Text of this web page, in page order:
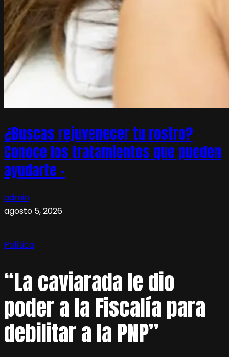
¿Buscas rejuvenecer tu rostro?
Conoce los tratamientos que pueden
ayudarte –
admin
agosto 5, 2026
Política
“La caviarada le dio
poder a la Fiscalía para
debilitar a la PNP”